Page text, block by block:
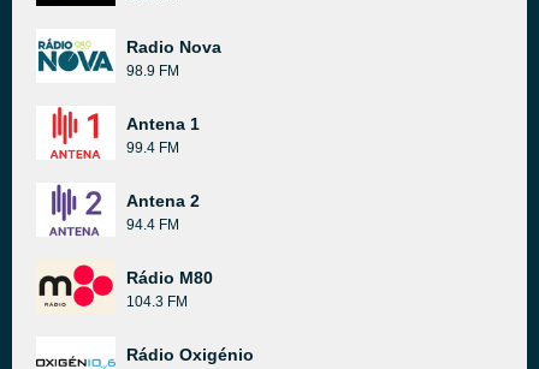
Radio Nova
98.9 FM
Antena 1
99.4 FM
Antena 2
94.4 FM
Rádio M80
104.3 FM
Rádio Oxigénio